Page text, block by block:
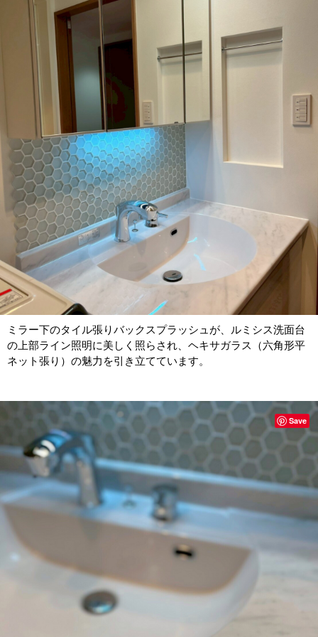
ミラー下のタイル張りバックスプラッシュが、ルミシス洗面台
の上部ライン照明に美しく照らされ、ヘキサガラス（六角形平
ネット張り）の魅力を引き立てています。
Save